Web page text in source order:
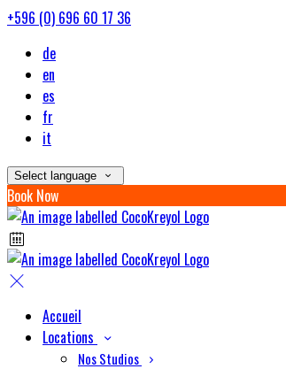
+596 (0) 696 60 17 36
de
en
es
fr
it
Select language
Book Now
Accueil
Locations
Nos Studios